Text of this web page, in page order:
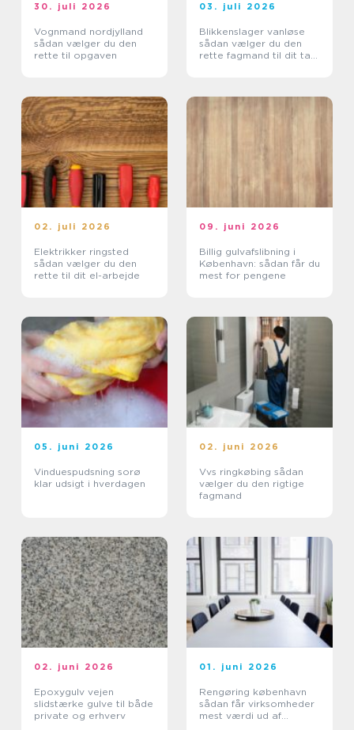
30. juli 2026
Vognmand nordjylland
sådan vælger du den
rette til opgaven
03. juli 2026
Blikkenslager vanløse
sådan vælger du den
rette fagmand til dit tag
02. juli 2026
Elektrikker ringsted
sådan vælger du den
rette til dit el-arbejde
09. juni 2026
Billig gulvafslibning i
København: sådan får du
mest for pengene
05. juni 2026
Vinduespudsning sorø
klar udsigt i hverdagen
02. juni 2026
Vvs ringkøbing sådan
vælger du den rigtige
fagmand
02. juni 2026
Epoxygulv vejen
slidstærke gulve til både
private og erhverv
01. juni 2026
Rengøring københavn
sådan får virksomheder
mest værdi ud af